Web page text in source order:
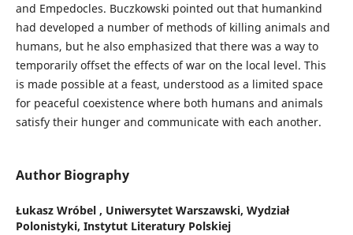
and Empedocles. Buczkowski pointed out that humankind
had developed a number of methods of killing animals and
humans, but he also emphasized that there was a way to
temporarily offset the effects of war on the local level. This
is made possible at a feast, understood as a limited space
for peaceful coexistence where both humans and animals
satisfy their hunger and communicate with each another.
Author Biography
Łukasz Wróbel , Uniwersytet Warszawski, Wydział
Polonistyki, Instytut Literatury Polskiej